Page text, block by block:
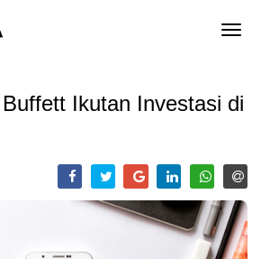
Ikutan Investasi di